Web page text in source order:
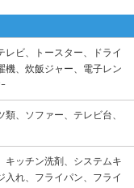
レビ、トースター、ドライ
機、炊飯ジャー、電子レン
、ソファー、テレビ台、
キッチン洗剤、システムキ
入れ、フライパン、フライ